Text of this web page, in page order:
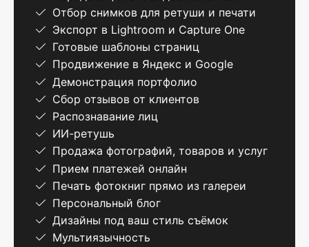
Отбор снимков для ретуши и печати
Экспорт в Lightroom и Capture One
Готовые шаблоны страниц
Продвижение в Яндекс и Google
Демонстрация портфолио
Сбор отзывов от клиентов
Распознавание лиц
ИИ-ретушь
Продажа фотографий, товаров и услуг
Прием платежей онлайн
Печать фотокниг прямо из галереи
Персональный блог
Дизайны под ваш стиль съёмок
Мультиязычность